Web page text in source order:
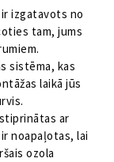
izgatavots no
tam, jums
sistēma, kas
laikā jūs
ar
noapaļotas, lai
ozola